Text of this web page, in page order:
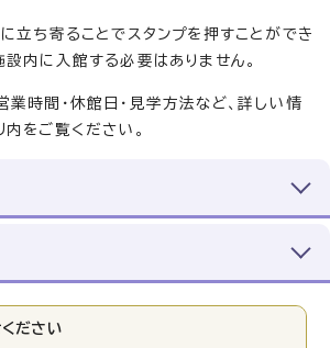
に立ち寄ることでスタンプを押すことができ
設内に入館する必要はありません。
業時間・休館日・見学方法など、詳しい情
をご覧ください。
ださい